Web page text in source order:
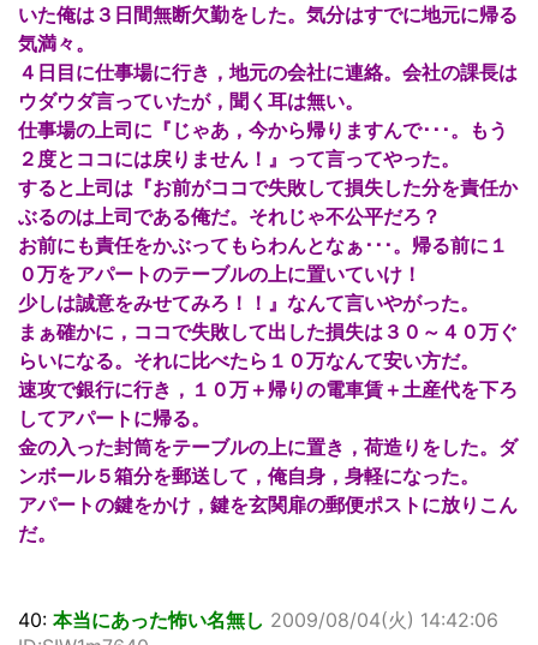
いた俺は３日間無断欠勤をした。気分はすでに地元に帰る
気満々。
４日目に仕事場に行き，地元の会社に連絡。会社の課長は
ウダウダ言っていたが，聞く耳は無い。
仕事場の上司に『じゃあ，今から帰りますんで･･･。もう
２度とココには戻りません！』って言ってやった。
すると上司は『お前がココで失敗して損失した分を責任か
ぶるのは上司である俺だ。それじゃ不公平だろ？
お前にも責任をかぶってもらわんとなぁ･･･。帰る前に１
０万をアパートのテーブルの上に置いていけ！
少しは誠意をみせてみろ！！』なんて言いやがった。
まぁ確かに，ココで失敗して出した損失は３０～４０万ぐ
らいになる。それに比べたら１０万なんて安い方だ。
速攻で銀行に行き，１０万＋帰りの電車賃＋土産代を下ろ
してアパートに帰る。
金の入った封筒をテーブルの上に置き，荷造りをした。ダ
ンボール５箱分を郵送して，俺自身，身軽になった。
アパートの鍵をかけ，鍵を玄関扉の郵便ポストに放りこん
だ。
40: 本当にあった怖い名無し 2009/08/04(火) 14:42:06